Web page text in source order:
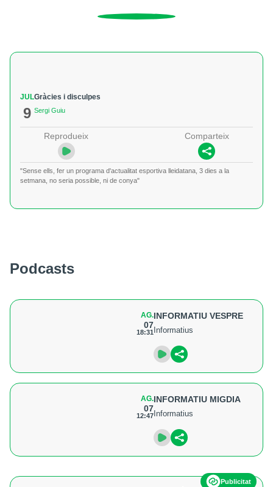
JUL
9
Gràcies i disculpes
Sergi Guiu
Reprodueix Comparteix
"Sense ells, fer un programa d'actualitat esportiva lleidatana, 3 dies a la
setmana, no seria possible, ni de conya"
Podcasts
AG.
07
18:31
INFORMATIU VESPRE
Informatius
AG.
07
12:47
INFORMATIU MIGDIA
Informatius
Publicitat